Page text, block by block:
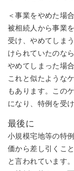
＜事業をやめた場
被相続人から事業
受け、やめてしま
けられていたのな
やめてしまった場
これと似たような
もあります。この
になり、特例を受
最後に
小規模宅地等の特
価から差し引くこ
と言われています